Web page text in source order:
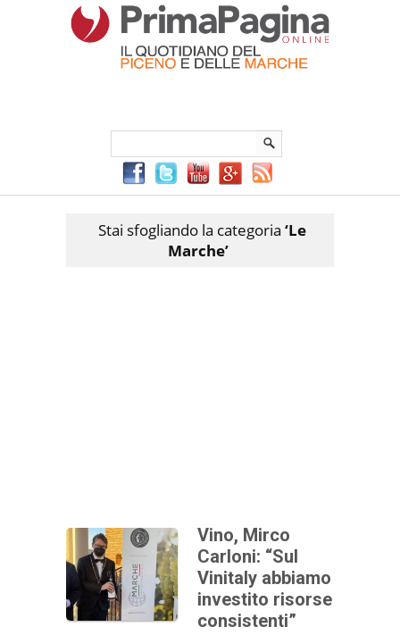
Stai sfogliando la categoria ‘Le
Marche’
Vino, Mirco
Carloni: “Sul
Vinitaly abbiamo
investito risorse
consistenti”